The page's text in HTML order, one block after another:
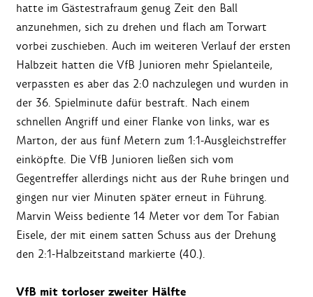
hatte im Gästestrafraum genug Zeit den Ball
anzunehmen, sich zu drehen und flach am Torwart
vorbei zuschieben. Auch im weiteren Verlauf der ersten
Halbzeit hatten die VfB Junioren mehr Spielanteile,
verpassten es aber das 2:0 nachzulegen und wurden in
der 36. Spielminute dafür bestraft. Nach einem
schnellen Angriff und einer Flanke von links, war es
Marton, der aus fünf Metern zum 1:1-Ausgleichstreffer
einköpfte. Die VfB Junioren ließen sich vom
Gegentreffer allerdings nicht aus der Ruhe bringen und
gingen nur vier Minuten später erneut in Führung.
Marvin Weiss bediente 14 Meter vor dem Tor Fabian
Eisele, der mit einem satten Schuss aus der Drehung
den 2:1-Halbzeitstand markierte (40.).
VfB mit torloser zweiter Hälfte